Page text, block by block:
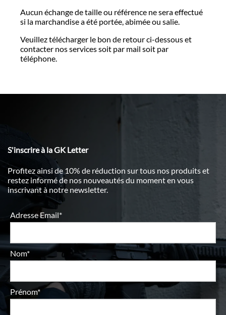
Aucun échange de taille ou référence ne sera effectué
si la marchandise a été portée, abimée ou salie.
Veuillez télécharger le bon de retour ci-dessous et
contacter nos services soit par mail soit par
téléphone.
S'inscrire à la GK Letter
Profitez ainsi de 10% de réduction sur tous nos produits et
restez informé de nos nouveautés du moment en vous
inscrivant à notre newsletter.
Adresse Email*
Nom*
Prénom*